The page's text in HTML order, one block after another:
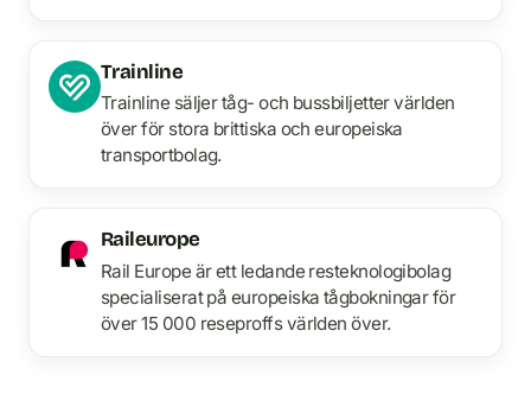
Trainline
Trainline säljer tåg- och bussbiljetter världen
över för stora brittiska och europeiska
transportbolag.
Raileurope
Rail Europe är ett ledande resteknologibolag
specialiserat på europeiska tågbokningar för
över 15 000 reseproffs världen över.